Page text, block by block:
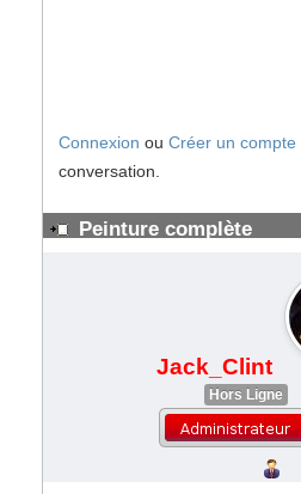
Connexion ou Créer un compte
conversation.
Peinture complète
Jack_Clint
Hors Ligne